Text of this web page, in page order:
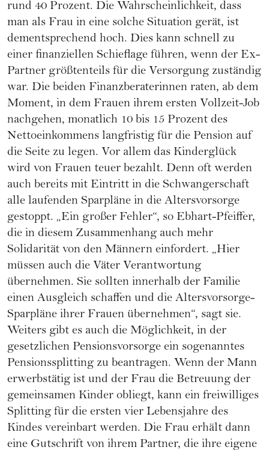
rund 40 Prozent. Die Wahrscheinlichkeit, dass
man als Frau in eine solche Situation gerät, ist
dementsprechend hoch. Dies kann schnell zu
einer finanziellen Schieflage führen, wenn der Ex-
Partner größtenteils für die Versorgung zuständig
war. Die beiden Finanzberaterinnen raten, ab dem
Moment, in dem Frauen ihrem ersten Vollzeit-Job
nachgehen, monatlich 10 bis 15 Prozent des
Nettoeinkommens langfristig für die Pension auf
die Seite zu legen. Vor allem das Kinderglück
wird von Frauen teuer bezahlt. Denn oft werden
auch bereits mit Eintritt in die Schwangerschaft
alle laufenden Sparpläne in die Altersvorsorge
gestoppt. „Ein großer Fehler“, so Ebhart-Pfeiffer,
die in diesem Zusammenhang auch mehr
Solidarität von den Männern einfordert. „Hier
müssen auch die Väter Verantwortung
übernehmen. Sie sollten innerhalb der Familie
einen Ausgleich schaffen und die Altersvorsorge-
Sparpläne ihrer Frauen übernehmen“, sagt sie.
Weiters gibt es auch die Möglichkeit, in der
gesetzlichen Pensionsvorsorge ein sogenanntes
Pensionssplitting zu beantragen. Wenn der Mann
erwerbstätig ist und der Frau die Betreuung der
gemeinsamen Kinder obliegt, kann ein freiwilliges
Splitting für die ersten vier Lebensjahre des
Kindes vereinbart werden. Die Frau erhält dann
eine Gutschrift von ihrem Partner, die ihre eigene